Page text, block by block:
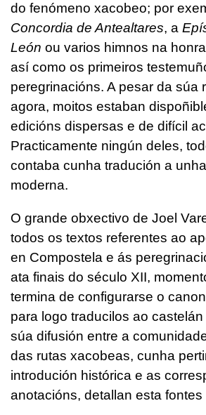
do fenómeno xacobeo; por
Concordia de Antealtares, a
León ou varios himnos na
así como os primeiros
peregrinacións. A pesar da súa
agora, moitos estaban
edicións dispersas e de difícil
Practicamente ningún deles,
contaba cunha tradución a
moderna.
O grande obxectivo de Joel
todos os textos referentes ao
en Compostela e ás
ata finais do século XII,
termina de configurarse o
para logo traducilos ao
súa difusión entre a
das rutas xacobeas, cunha
introdución histórica e as
anotacións, detallan esta fontes